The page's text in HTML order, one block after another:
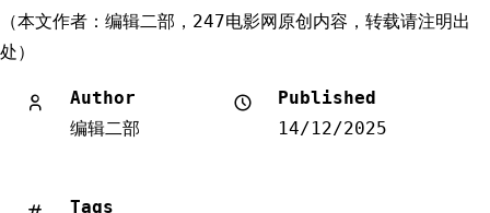
（本文作者：编辑二部，247电影网原创内容，转载请注明出
处）
Author
编辑二部
Published
14/12/2025
Tags